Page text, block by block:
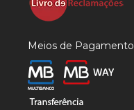
Meios de Pagamento